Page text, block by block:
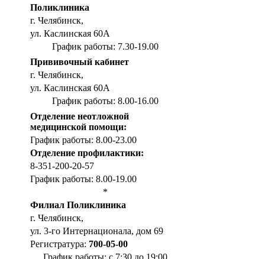
Поликлиника
г. Челябинск,
ул. Каслинская 60А
График работы: 7.30-19.00
Прививочный кабинет
г. Челябинск,
ул. Каслинская 60А
График работы: 8.00-16.00
Отделение неотложной
медицинской помощи:
График работы: 8.00-23.00
Отделение профилактики:
8-351-200-20-57
График работы: 8.00-19.00
*
Филиал Поликлиника
г. Челябинск,
ул. 3-го Интернационала, дом 69
Регистратура: 700-05-00
График работы: с 7:30 до 19:00